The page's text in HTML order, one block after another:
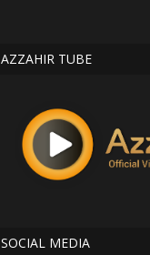
AZZAHIR TUBE
SOCIAL MEDIA